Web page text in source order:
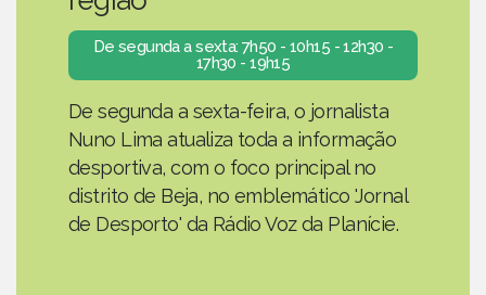
De segunda a sexta: 7h50 - 10h15 - 12h30 -
17h30 - 19h15
De segunda a sexta-feira, o jornalista
Nuno Lima atualiza toda a informação
desportiva, com o foco principal no
distrito de Beja, no emblemático 'Jornal
de Desporto' da Rádio Voz da Planície.